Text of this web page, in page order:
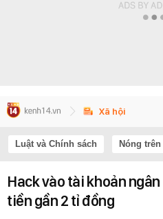
Xã hội
Luật và Chính sách Nóng
Hack vào tài khoản
tiền gần 2 tỉ đồng